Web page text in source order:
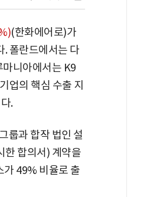
(한화에어로)가
. 폴란드에서는 다
니아에서는 K9
업의 핵심 수출 지
.
룹과 합작 법인 설
한 합의서) 계약을
49% 비율로 출